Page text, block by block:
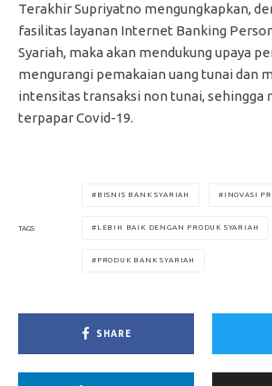
Terakhir Supriyatno mengungkapkan,
fasilitas layanan Internet Banking
Syariah, maka akan mendukung upaya
mengurangi pemakaian uang tunai dan
intensitas transaksi non tunai, sehingga
terpapar Covid-19.
TAGS
BISNIS BANK SYARIAH INOVASI
LEBIH BAIK DENGAN PRODUK SYARIAH
PRODUK BANK SYARIAH
SHARE